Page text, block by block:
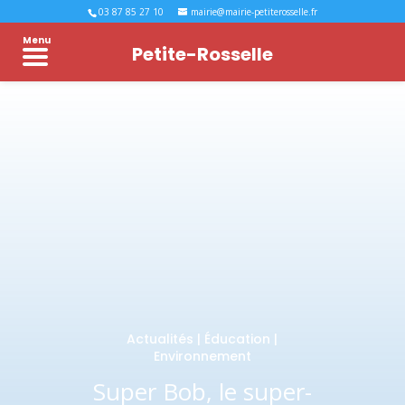
03 87 85 27 10 mairie@mairie-petiterosselle.fr
Actualités | Éducation |
Environnement
Super Bob, le super-
Menu
Petite-Rosselle